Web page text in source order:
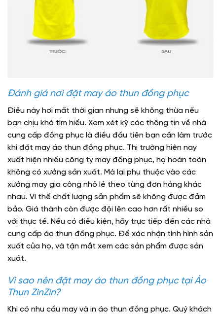
Đánh giá nơi đặt may áo thun đồng phục
Điều này hơi mất thời gian nhưng sẽ không thừa nếu
bạn chịu khó tìm hiểu. Xem xét kỹ các thông tin về nhà
cung cấp đồng phục là điều đầu tiên bạn cần làm trước
khi đặt may áo thun đồng phục. Thị trường hiện nay
xuất hiện nhiều công ty may đồng phục, họ hoàn toàn
không có xưởng sản xuất. Mà lại phụ thuộc vào các
xưởng may gia công nhỏ lẻ theo từng đơn hàng khác
nhau. Vì thế chất lượng sản phẩm sẽ không được đảm
bảo. Giá thành còn được đội lên cao hơn rất nhiều so
với thực tế. Nếu có điều kiện, hãy trực tiếp đến các nhà
cung cấp áo thun đồng phục. Để xác nhận tình hình sản
xuất của họ, và tận mắt xem các sản phẩm được sản
xuất.
Vì sao nên đặt may áo thun đồng phục tại Áo
Thun ZinZin?
Khi có nhu cầu may và in áo thun đồng phục. Quý khách